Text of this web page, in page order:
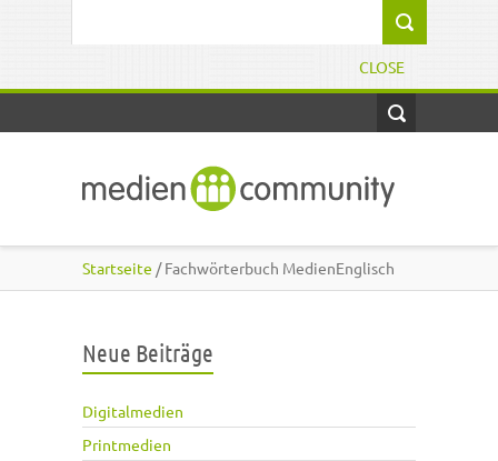
CLOSE
Startseite / Fachwörterbuch MedienEnglisch
Neue Beiträge
Digitalmedien
Printmedien